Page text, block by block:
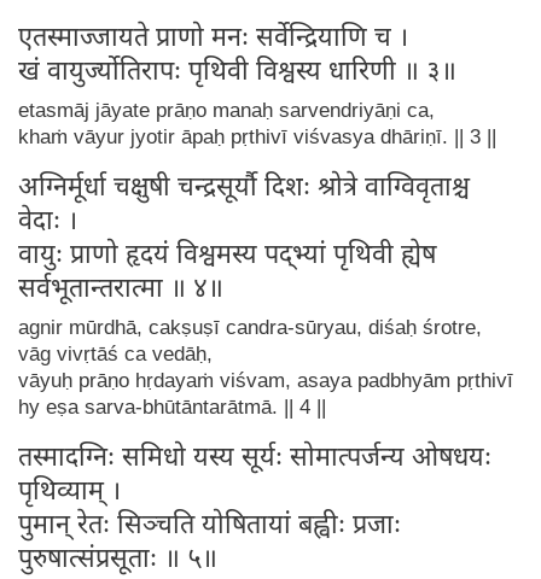
एतस्माज्जायते प्राणो मनः सर्वेन्द्रियाणि च ।
खं वायुर्ज्योतिरापः पृथिवी विश्वस्य धारिणी ॥ ३॥
etasmāj jāyate prāṇo manaḥ sarvendriyāṇi ca,
khaṁ vāyur jyotir āpaḥ pṛthivī viśvasya dhāriṇī. || 3 ||
अग्निर्मूर्धा चक्षुषी चन्द्रसूर्यौ दिशः श्रोत्रे वाग्विवृताश्च
वेदाः ।
वायुः प्राणो हृदयं विश्वमस्य पद्भ्यां पृथिवी ह्येष
सर्वभूतान्तरात्मा ॥ ४॥
agnir mūrdhā, cakṣuṣī candra-sūryau, diśaḥ śrotre,
vāg vivṛtāś ca vedāḥ,
vāyuḥ prāṇo hṛdayaṁ viśvam, asaya padbhyām pṛthivī
hy eṣa sarva-bhūtāntarātmā. || 4 ||
तस्मादग्निः समिधो यस्य सूर्यः सोमात्पर्जन्य ओषधयः
पृथिव्याम् ।
पुमान् रेतः सिञ्चति योषितायां बह्वीः प्रजाः
पुरुषात्संप्रसूताः ॥ ५॥